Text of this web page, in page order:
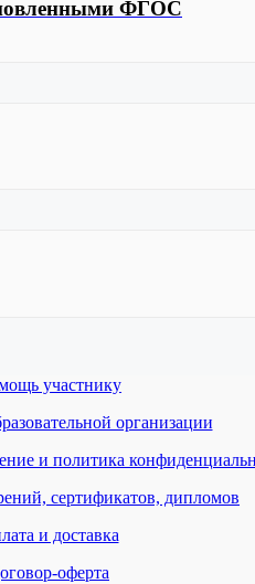
ФГОС
участнику
организации
и политика
сертификатов, дипломов
и доставка
оферта